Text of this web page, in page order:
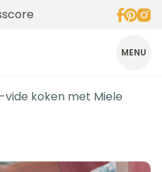
MENU
vide koken met Miele